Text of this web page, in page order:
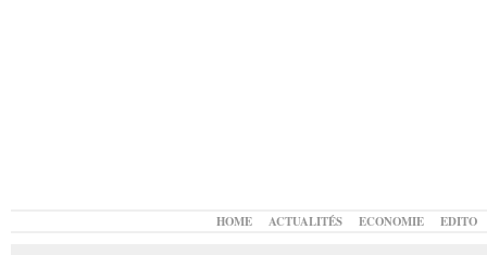
HOME ACTUALITÉS ECONOMIE EDITO